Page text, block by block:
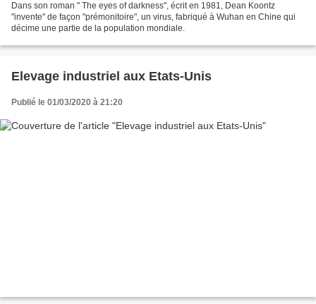
Dans son roman " The eyes of darkness", écrit en 1981, Dean Koontz
"invente" de façon "prémonitoire", un virus, fabriqué à Wuhan en Chine qui
décime une partie de la population mondiale.
Elevage industriel aux Etats-Unis
Publié le 01/03/2020 à 21:20